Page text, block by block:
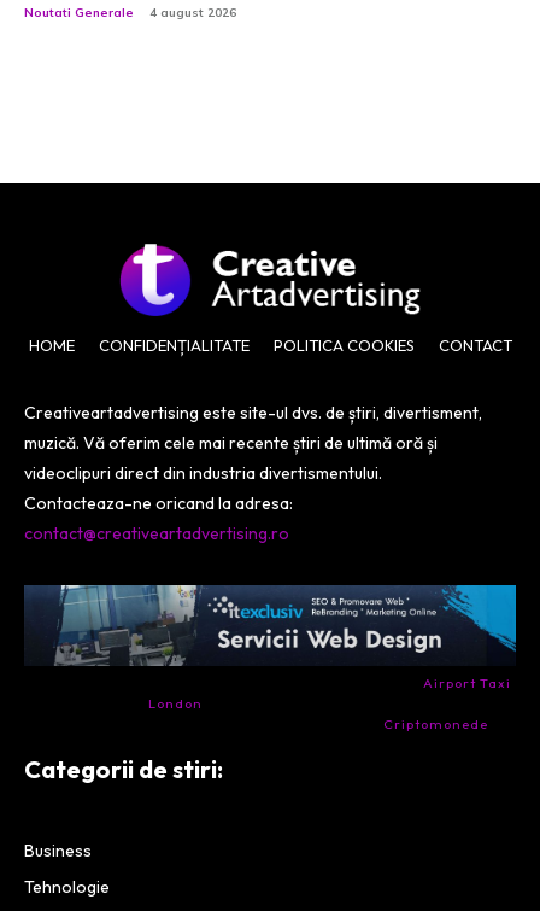
Noutati Generale 4 august 2026
HOME CONFIDENȚIALITATE POLITICA COOKIES CONTACT
Creativeartadvertising este site-ul dvs. de știri, divertisment,
muzică. Vă oferim cele mai recente știri de ultimă oră și
videoclipuri direct din industria divertismentului.
Contacteaza-ne oricand la adresa:
contact@creativeartadvertising.ro
Airport Taxi
London
Criptomonede
Categorii de stiri:
Business
Tehnologie